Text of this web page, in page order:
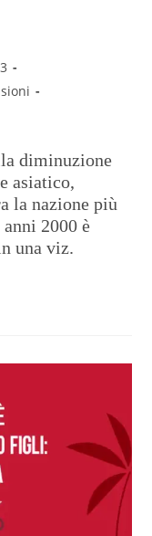
diminuzione
asiatico,
la nazione più
2000 è
una viz.